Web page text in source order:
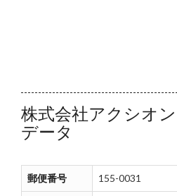
株式会社アクシオ
データ
郵便番号 155-0031